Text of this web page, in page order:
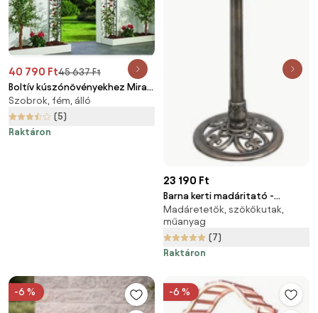
40 790 Ft45 637 Ft
Boltív kúszónövényekhez Mira -
Garden Pleasure
Szobrok, fém, álló
(5)
Raktáron
23 190 Ft
Barna kerti madáritató -
Garden Pleasure
Madáretetők, szökőkutak,
műanyag
(7)
Raktáron
-6 % -6 %